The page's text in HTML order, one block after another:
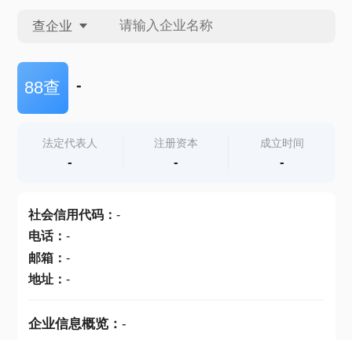
查企业
查企业
查产地
88查 -
法定代表人
-
注册资本
-
成立时间
-
社会信用代码： -
电话： -
邮箱： -
地址： -
企业信息概览： -